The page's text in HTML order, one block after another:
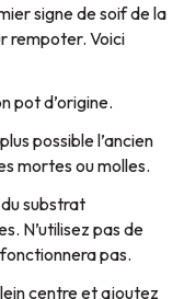
signe de soif de la
rempoter. Voici
pot d’origine.
possible l’ancien
mortes ou molles.
substrat
N’utilisez pas de
pas.
centre et ajoutez